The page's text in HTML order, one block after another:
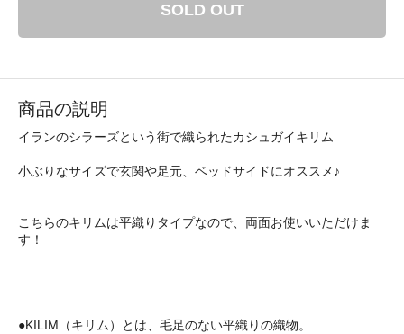
SOLD OUT
商品の説明
イランのシラーズという街で織られたカシュガイキリム
小ぶりなサイズで玄関や足元、ベッドサイドにオススメ♪
こちらのキリムは平織りタイプなので、両面お使いいただけま
す！
●KILIM（キリム）とは、毛足のない平織りの織物。